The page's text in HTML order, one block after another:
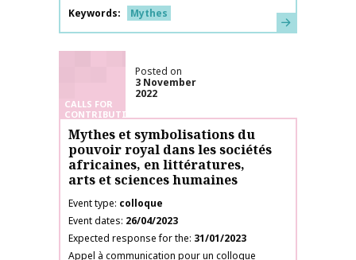
Keywords
Mythes Learn more
CALLS FOR
CONTRIBUTIONS
Posted on
3 November
2022
Mythes et symbolisations du
pouvoir royal dans les sociétés
africaines, en littératures,
arts et sciences humaines
Event type colloque
Event dates 26/04/2023
Expected response for the 31/01/2023
Appel à communication pour un colloque